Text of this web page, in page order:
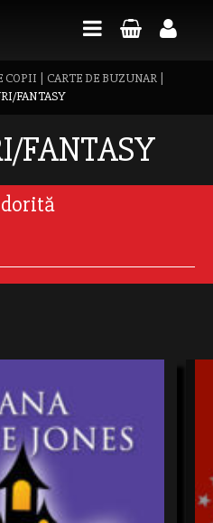
COPII CARTE DE BUZUNAR
FANTASY
FANTASY